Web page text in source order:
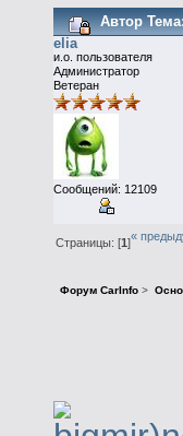
Автор
elia
и.о. пользователя
Администратор
Ветеран
Сообщений: 12109
Страницы: [1]«
Форум CarInfo >